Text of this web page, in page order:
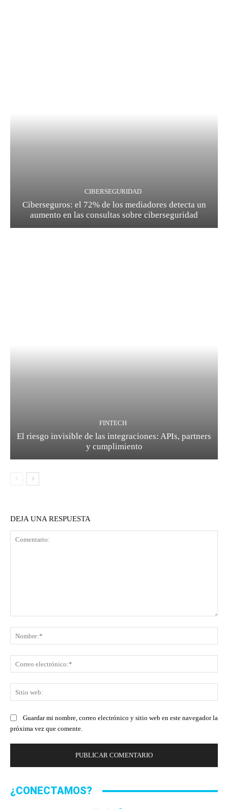
CIBERSEGURIDAD
Ciberseguros: el 72% de los mediadores detecta un
aumento en las consultas sobre ciberseguridad
FINTECH
El riesgo invisible de las integraciones: APIs, partners
y cumplimiento
DEJA UNA RESPUESTA
Guardar mi nombre, correo electrónico y sitio web en este navegador la
próxima vez que comente.
¿CONECTAMOS?